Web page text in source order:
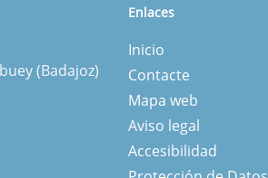
(Badajoz)
Enlaces
Inicio
Contacte
Mapa web
Aviso legal
Accesibilidad